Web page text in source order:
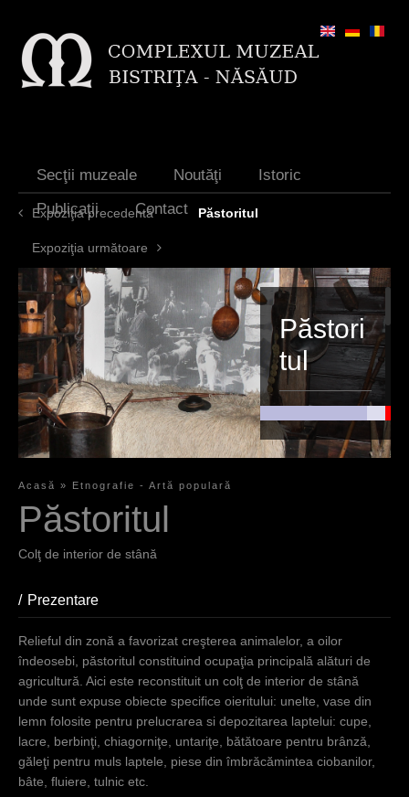
Secţii muzeale Noutăţi
Istoric
Publicaţii
Contact
Expoziţia precedentă Păstoritul
Expoziţia următoare
Păstori
tul
zonă a
favorizat
principală
alături de
agricultură.
Y
a
r
e
h
e
r
e
Acasă » Etnografie - Artă populară
Păstoritul
Colţ de interior de stână
Prezentare
Relieful din zonă a favorizat creşterea animalelor, a oilor
îndeosebi, păstoritul constituind ocupaţia principală alături de
agricultură. Aici este reconstituit un colţ de interior de stână
unde sunt expuse obiecte specifice oieritului: unelte, vase din
lemn folosite pentru prelucrarea si depozitarea laptelui: cupe,
lacre, berbinţi, chiagorniţe, untariţe, bătătoare pentru brânză,
găleţi pentru muls laptele, piese din îmbrăcămintea ciobanilor,
bâte, fluiere, tulnic etc.